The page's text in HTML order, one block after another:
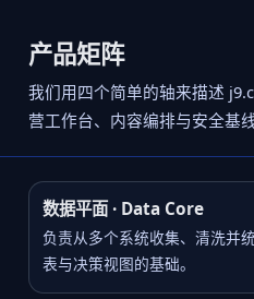
产品矩阵
我们用四个简单的轴来描述
营工作台、内容编排与安全基线
数据平面 · Data Core
负责从多个系统收集、清洗并
表与决策视图的基础。